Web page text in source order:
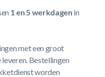
1 en 5 werkdagen in
met een groot
leveren. Bestellingen
worden